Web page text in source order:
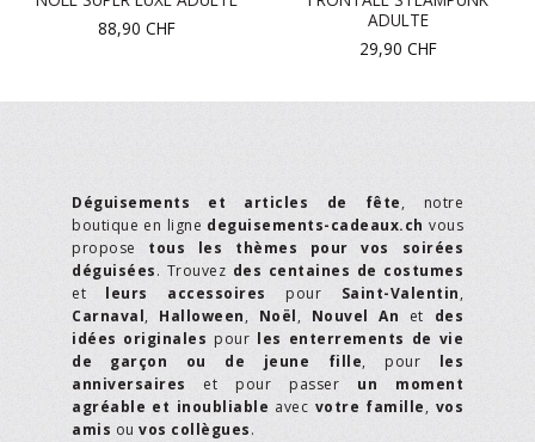
88,90 CHF
ADULTE
29,90 CHF
Déguisements et articles de fête, notre
boutique en ligne deguisements-cadeaux.ch vous
propose tous les thèmes pour vos soirées
déguisées. Trouvez des centaines de costumes
et leurs accessoires pour Saint-Valentin,
Carnaval, Halloween, Noël, Nouvel An et des
idées originales pour les enterrements de vie
de garçon ou de jeune fille, pour les
anniversaires et pour passer un moment
agréable et inoubliable avec votre famille, vos
amis ou vos collègues.